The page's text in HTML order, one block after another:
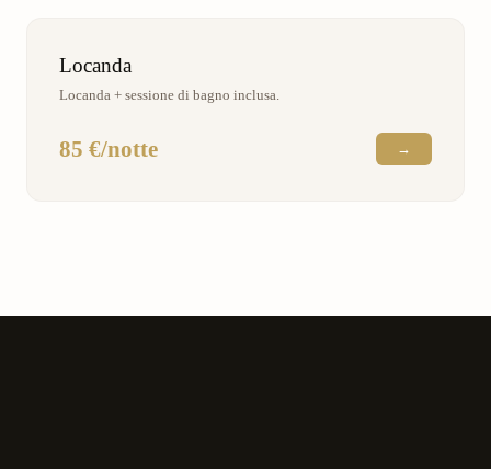
Locanda
Locanda + sessione di bagno inclusa.
85 €/notte →